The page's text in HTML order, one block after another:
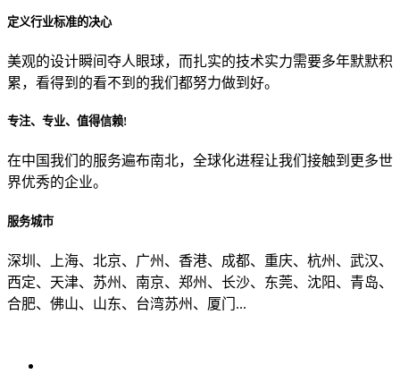
贵公司的团队规模是？
目前主要的营销渠道是？
定义行业标准的决心
美观的设计瞬间夺人眼球，而扎实的技术实力需要多年默默积
累，看得到的看不到的我们都努力做到好。
专注、专业、值得信赖!
在中国我们的服务遍布南北，全球化进程让我们接触到更多世
界优秀的企业。
服务城市
深圳、上海、北京、广州、香港、成都、重庆、杭州、武汉、
西定、天津、苏州、南京、郑州、长沙、东莞、沈阳、青岛、
合肥、佛山、山东、台湾苏州、厦门...